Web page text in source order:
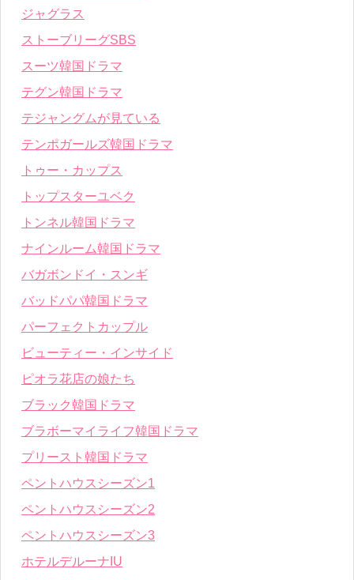
ジャグラス
ストーブリーグSBS
スーツ韓国ドラマ
テグン韓国ドラマ
テジャングムが見ている
テンポガールズ韓国ドラマ
トゥー・カップス
トップスターユベク
トンネル韓国ドラマ
ナインルーム韓国ドラマ
バガボンドイ・スンギ
バッドパパ韓国ドラマ
パーフェクトカップル
ビューティー・インサイド
ピオラ花店の娘たち
ブラック韓国ドラマ
ブラボーマイライフ韓国ドラマ
プリースト韓国ドラマ
ペントハウスシーズン1
ペントハウスシーズン2
ペントハウスシーズン3
ホテルデルーナIU